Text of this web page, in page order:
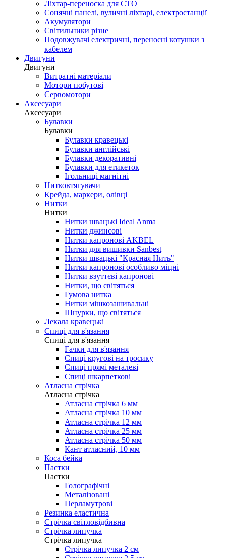
Ліхтар-переноска для СТО
Сонячні панелі, вуличні ліхтарі, електростанції
Акумулятори
Світильники різне
Подовжувачі електричні, переносні котушки з
кабелем
Двигуни
Двигуни
Витратні матеріали
Мотори побутові
Сервомотори
Аксесуари
Аксесуари
Булавки
Булавки
Булавки кравецькі
Булавки англійські
Булавки декоративні
Булавки для етикеток
Ігольниці магнітні
Нитковтягувачи
Крейда, маркери, олівці
Нитки
Нитки
Нитки швацькі Ideal Anma
Нитки джинсові
Нитки капронові AKBEL
Нитки для вишивки Sanbest
Нитки швацькі "Красная Нить"
Нитки капронові особливо міцні
Нитки взуттєві капронові
Нитки, що світяться
Гумова нитка
Нитки мішкозашивальні
Шнурки, що світяться
Лекала кравецькі
Cпиці для в'язання
Cпиці для в'язання
Гачки для в'язання
Спиці кругові на тросику
Спиці прямі металеві
Спиці шкарпеткові
Атласна стрічка
Атласна стрічка
Атласна стрічка 6 мм
Атласна стрічка 10 мм
Атласна стрічка 12 мм
Атласна стрічка 25 мм
Атласна стрічка 50 мм
Кант атласний, 10 мм
Коса бейка
Паєтки
Паєтки
Голографічні
Металізовані
Перламутрові
Резинка еластична
Стрічка світловідбивна
Стрічка липучка
Стрічка липучка
Стрічка липучка 2 см